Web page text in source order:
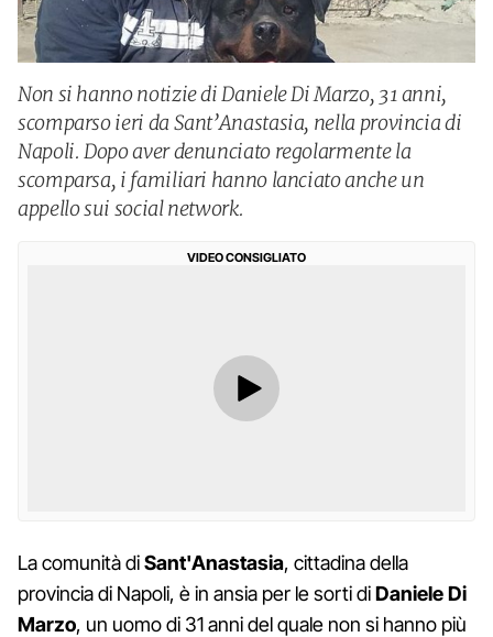
Non si hanno notizie di Daniele Di Marzo, 31 anni,
scomparso ieri da Sant’Anastasia, nella provincia di
Napoli. Dopo aver denunciato regolarmente la
scomparsa, i familiari hanno lanciato anche un
appello sui social network.
VIDEO CONSIGLIATO
La comunità diSant'Anastasia, cittadina della
provincia di Napoli, è in ansia per le sorti diDaniele Di
Marzo, un uomo di 31 anni del quale non si hanno più